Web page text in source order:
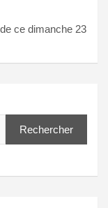
ce dimanche 23
Rechercher